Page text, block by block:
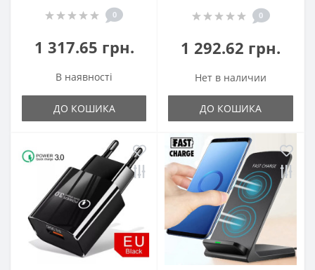
0
1 317.65 грн.
В наявності
ДО КОШИКА
0
1 292.62 грн.
Нет в наличии
ДО КОШИКА